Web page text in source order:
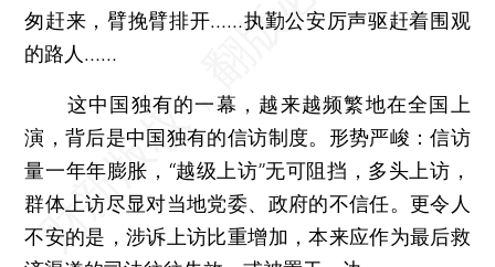
匆赶来，臂挽臂排开……执勤公安厉声驱赶着围观
的路人……
这中国独有的一幕，越来越频繁地在全国上
演，背后是中国独有的信访制度。形势严峻：信访
量一年年膨胀，“越级上访”无可阻挡，多头上访，
群体上访尽显对当地党委、政府的不信任。更令人
不安的是，涉诉上访比重增加，本来应作为最后救